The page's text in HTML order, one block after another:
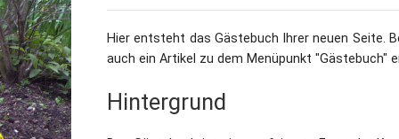
Stellenangebote
Freundesbriefe
Beteiligung
Geschichte
Hier entsteht das Gästebuch Ihrer neuen Seite.
auch ein Artikel zu dem Menüpunkt "Gästebuch"
Hintergrund